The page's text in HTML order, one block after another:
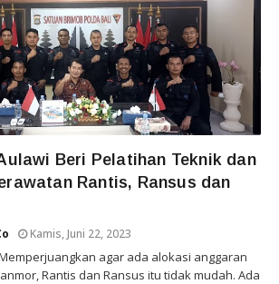
Beri Pelatihan Teknik dan
Rantis, Ransus dan
Kamis, Juni 22, 2023
agar ada alokasi anggaran
Rantis dan Ransus itu tidak mudah. Ada